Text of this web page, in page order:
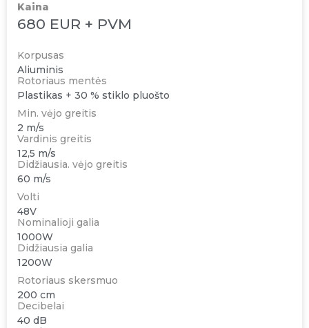
Kaina
680 EUR + PVM
Korpusas
Aliuminis
Rotoriaus mentės
Plastikas + 30 % stiklo pluošto
Min. vėjo greitis
2 m/s
Vardinis greitis
12,5 m/s
Didžiausia. vėjo greitis
60 m/s
Volti
48V
Nominalioji galia
1000W
Didžiausia galia
1200W
Rotoriaus skersmuo
200 cm
Decibelai
40 dB